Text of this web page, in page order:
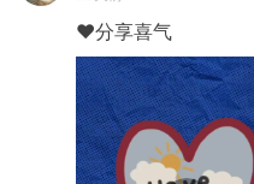
❤️分享喜气